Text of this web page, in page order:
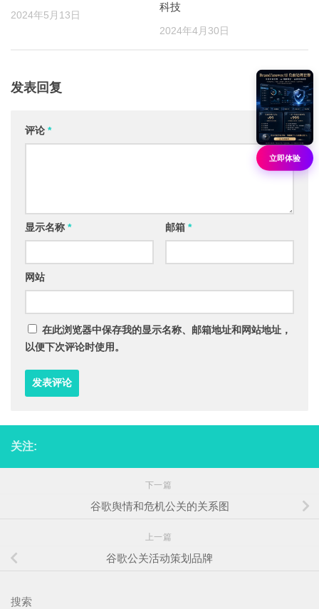
2024年5月13日
科技
2024年4月30日
发表回复
评论 *
显示名称 * 邮箱 *
网站
在此浏览器中保存我的显示名称、邮箱地址和网站地址，
以便下次评论时使用。
关注:
下一篇
谷歌舆情和危机公关的关系图
上一篇
谷歌公关活动策划品牌
搜索
立即体验